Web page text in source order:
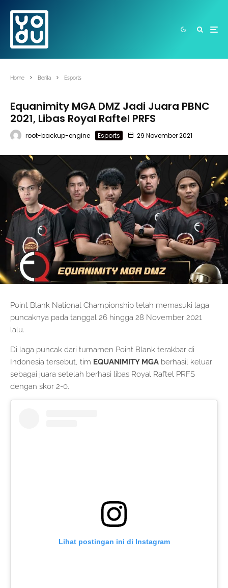
Home Berita Esports
Equanimity MGA DMZ Jadi Juara PBNC
2021, Libas Royal Raftel PRFS
root-backup-engine Esports 29 November 2021
Point Blank National Championship telah memasuki laga
puncaknya pada tanggal 26 hingga 28 November 2021
lalu.
Di laga puncak dari turnamen Point Blank terakbar di
Indonesia tersebut, tim EQUANIMITY MGA berhasil keluar
sebagai juara setelah berhasi libas Royal Raftel PRFS
dengan skor 2-0.
Lihat postingan ini di Instagram